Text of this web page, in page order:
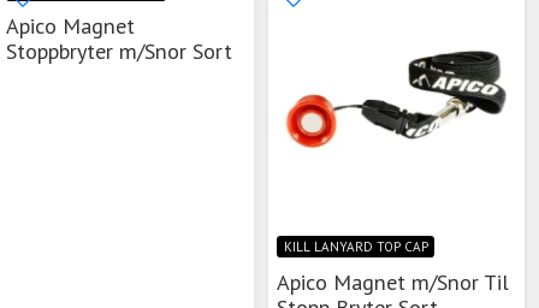
Apico Magnet
Stoppbryter m/Snor Sort
KILL LANYARD TOP CAP
Apico Magnet m/Snor Til